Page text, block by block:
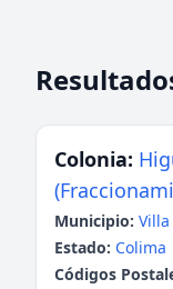
Colonia:
Municipio:
Estado: Colima
Códigos